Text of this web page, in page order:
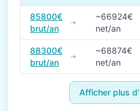
85800€
brut/an
~66924€
net/an
88300€
brut/an
~68874€
net/an
Afficher plus